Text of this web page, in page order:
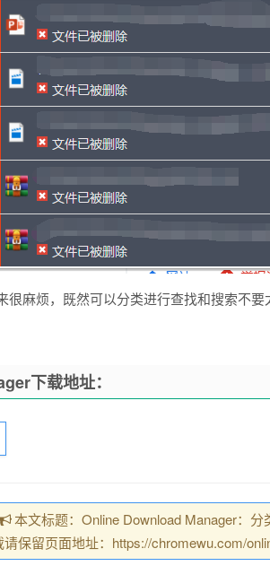
很麻烦，既然可以分类进行查找和搜索不要
下载地址：
本文标题：Online Download Manager：
请保留页面地址：https://chromewu.com/